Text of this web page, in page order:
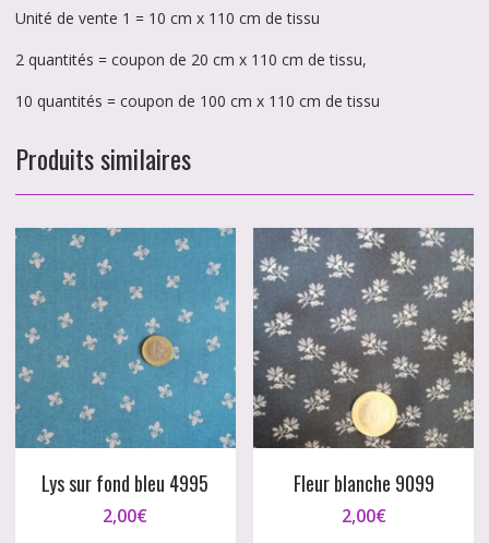
Unité de vente 1 = 10 cm x 110 cm de tissu
2 quantités = coupon de 20 cm x 110 cm de tissu,
10 quantités = coupon de 100 cm x 110 cm de tissu
Produits similaires
Lys sur fond bleu 4995
2,00€
Fleur blanche 9099
2,00€